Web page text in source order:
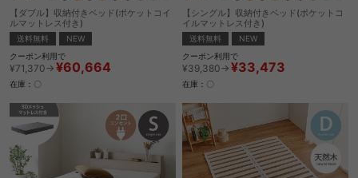
【ダブル】収納付きベッド(ポケットコイ
ルマットレス付き)
送料無料
NEW
クーポン利用で
¥71,370→ ¥60,664
在庫：〇
【シングル】収納付きベッド(ポケットコ
イルマットレス付き)
送料無料
NEW
クーポン利用で
¥39,380→ ¥33,473
在庫：〇